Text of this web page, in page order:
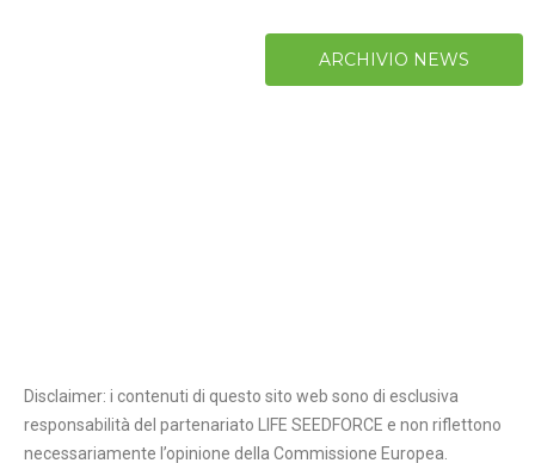
ARCHIVIO NEWS
Disclaimer: i contenuti di questo sito web sono di esclusiva
responsabilità del partenariato LIFE SEEDFORCE e non riflettono
necessariamente l’opinione della Commissione Europea.